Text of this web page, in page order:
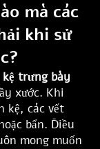
mà các
khi sử
kệ trưng bày
xước. Khi
kệ, các vết
bẩn. Điều
mong muốn